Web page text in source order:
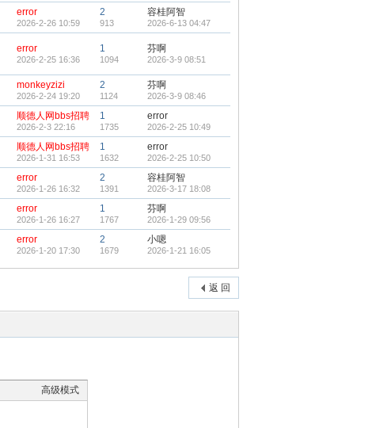
error
2026-2-26 10:59
2
913
容桂阿智
2026-6-13 04:47
error
2026-2-25 16:36
1
1094
芬啊
2026-3-9 08:51
monkeyzizi
2026-2-24 19:20
2
1124
芬啊
2026-3-9 08:46
顺德人网bbs招聘
2026-2-3 22:16
1
1735
error
2026-2-25 10:49
顺德人网bbs招聘
2026-1-31 16:53
1
1632
error
2026-2-25 10:50
error
2026-1-26 16:32
2
1391
容桂阿智
2026-3-17 18:08
error
2026-1-26 16:27
1
1767
芬啊
2026-1-29 09:56
error
2026-1-20 17:30
2
1679
小嗯
2026-1-21 16:05
返 回
高级模式